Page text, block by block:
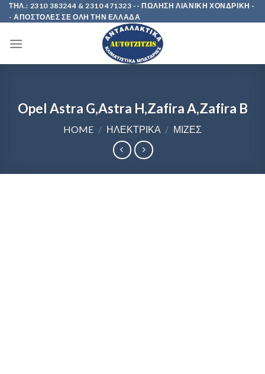
Skip
to
ΤΗΛ.: 2310 383244 & 2310 471323 -- ΠΩΛΗΣΗ ΛΙΑΝΙΚΗ ΧΟΝΔΡΙΚΗ -
- ΑΠΟΣΤΟΛΕΣ ΣΕ ΟΛΗ ΤΗΝ ΕΛΛΑΔΑ
Opel Astra G,Astra H,Zafira A,Zafira B
HOME / ΗΛΕΚΤΡΙΚΑ / ΜΙΖΕΣ